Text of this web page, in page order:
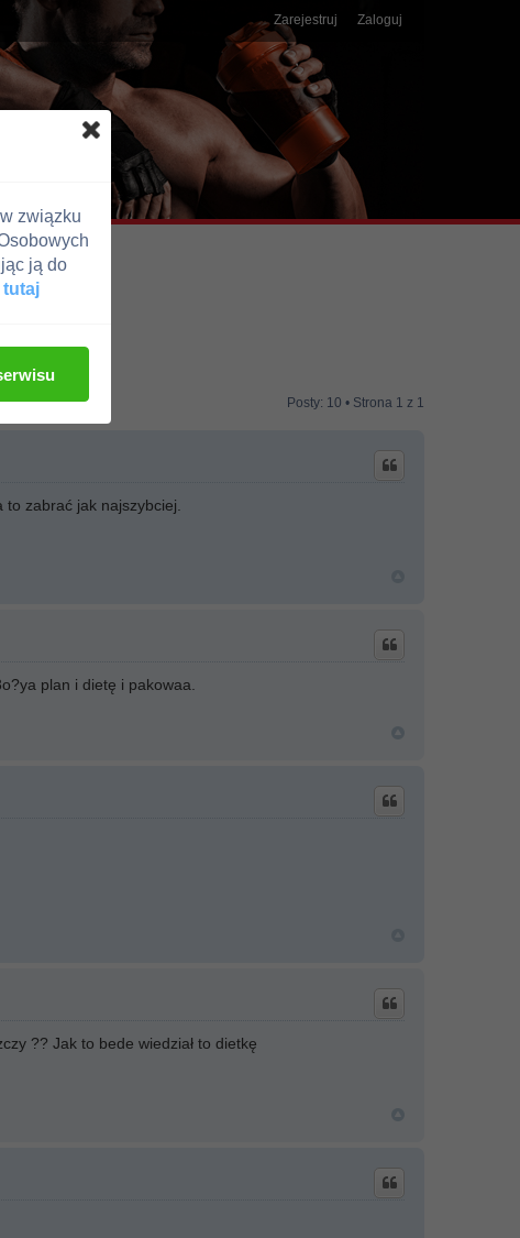
Zarejestruj Zaloguj
Posty: 10 • Strona 1 z 1
zabrać jak najszybciej.
plan i dietę i pakowaa.
?? Jak to bede wiedział to dietkę
związku
ją do
tutaj